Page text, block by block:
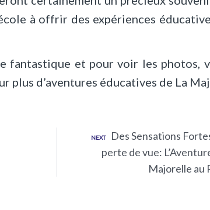
à offrir des expériences
fantastique et pour voir les photos,
plus d’aventures éducatives de La
NEXT
Des Sensations
perte de vue:
Majorelle au